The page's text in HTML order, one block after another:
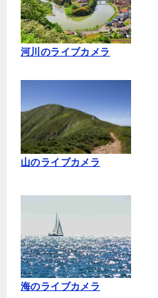
河川のライブカメラ
山のライブカメラ
海のライブカメラ